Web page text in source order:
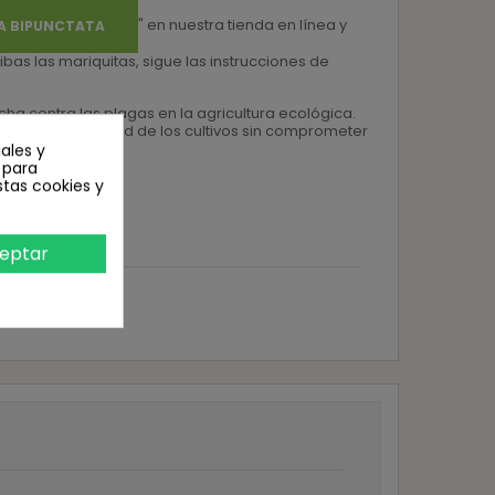
BIPUNCTATA
" en nuestra tienda en línea y
las mariquitas, sigue las instrucciones de
contra las plagas en la agricultura ecológica.
la salud de los cultivos sin comprometer
y
cookies y